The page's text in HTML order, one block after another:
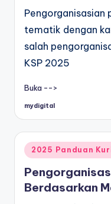
Pengorganisasian
tematik dengan
salah
KSP 2025
Buka -->
Posted
mydigital
Posted
in
2025 Panduan
Berdasarkan